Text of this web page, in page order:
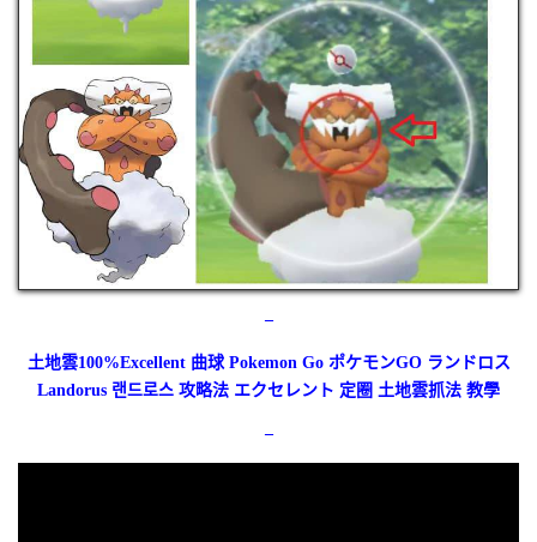
–
土地雲100%Excellent 曲球 Pokemon Go ポケモンGO ランドロス
Landorus 랜드로스 攻略法 エクセレント 定圈 土地雲抓法 教學
–